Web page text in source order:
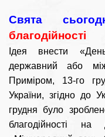
Свята
благодійності
Ідея внести
державний або
Приміром, 13-го
України, згідно до
грудня було
благодійності на